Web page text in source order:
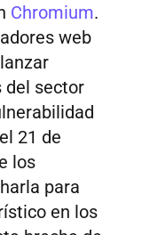
Chromium.
web
del sector
21 de
los
para
en los